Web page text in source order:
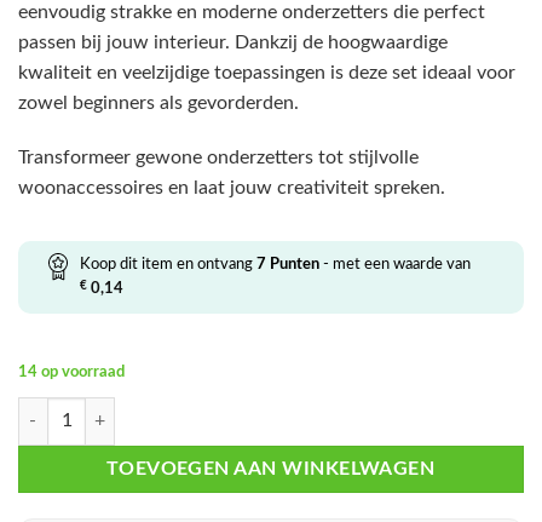
eenvoudig strakke en moderne onderzetters die perfect
passen bij jouw interieur. Dankzij de hoogwaardige
kwaliteit en veelzijdige toepassingen is deze set ideaal voor
zowel beginners als gevorderden.
Transformeer gewone onderzetters tot stijlvolle
woonaccessoires en laat jouw creativiteit spreken.
Koop dit item en ontvang 7 Punten - met een waarde van
€ 0,14
14 op voorraad
Vierkante Onderzetter Mallen Set – Epoxy Resin DIY met Houder
TOEVOEGEN AAN WINKELWAGEN